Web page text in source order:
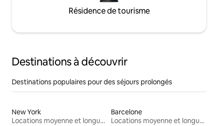
Résidence de tourisme
Destinations à découvrir
Destinations populaires pour des séjours prolongés
New York
Locations moyenne et longue durée
Barcelone
Locations moyenne et longue durée